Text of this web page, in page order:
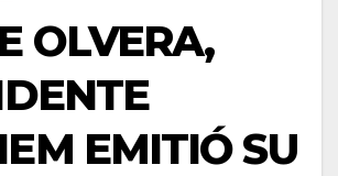
OLVERA,
EMITIÓ SU